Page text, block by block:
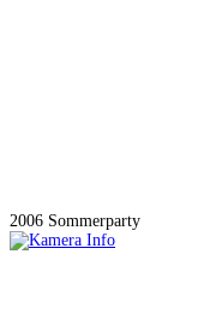
2006 Sommerparty